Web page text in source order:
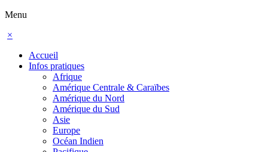
Menu
×
Accueil
Infos pratiques
Afrique
Amérique Centrale & Caraïbes
Amérique du Nord
Amérique du Sud
Asie
Europe
Océan Indien